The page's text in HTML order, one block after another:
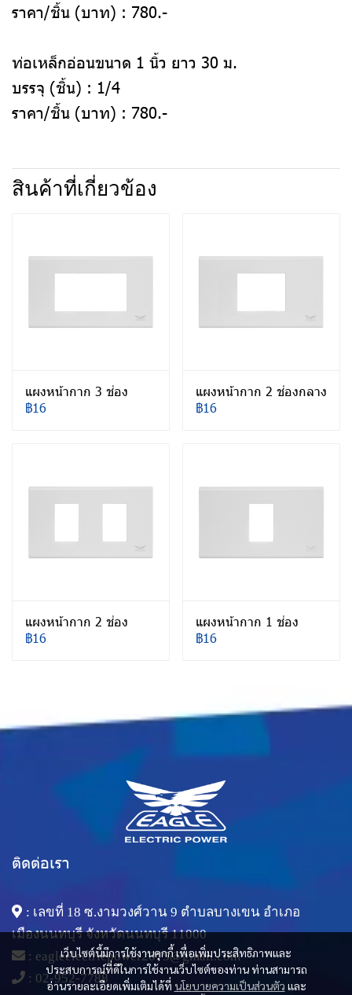
ราคา/ชิ้น (บาท) : 780.-
ท่อเหล็กอ่อนขนาด 1 นิ้ว ยาว 30 ม.
บรรจุ (ชิ้น) : 1/4
ราคา/ชิ้น (บาท) : 780.-
สินค้าที่เกี่ยวข้อง
แผงหน้ากาก 3 ช่อง
฿16
แผงหน้ากาก 2 ช่องกลาง
฿16
แผงหน้ากาก 2 ช่อง
฿16
แผงหน้ากาก 1 ช่อง
฿16
เว็บไซต์นี้มีการใช้งานคุกกี้ เพื่อเพิ่มประสิทธิภาพและ
ประสบการณ์ที่ดีในการใช้งานเว็บไซต์ของท่าน ท่านสามารถ
อ่านรายละเอียดเพิ่มเติมได้ที่ นโยบายความเป็นส่วนตัว และ
ติดต่อเรา
: เลขที่ 18 ซ.งามวงศ์วาน 9 ตำบลบางเขน อำเภอ
เมืองนนทบุรี จังหวัดนนทบุรี 11000
: eagleelectricpower2015@gmail.com
: 02-952-7788